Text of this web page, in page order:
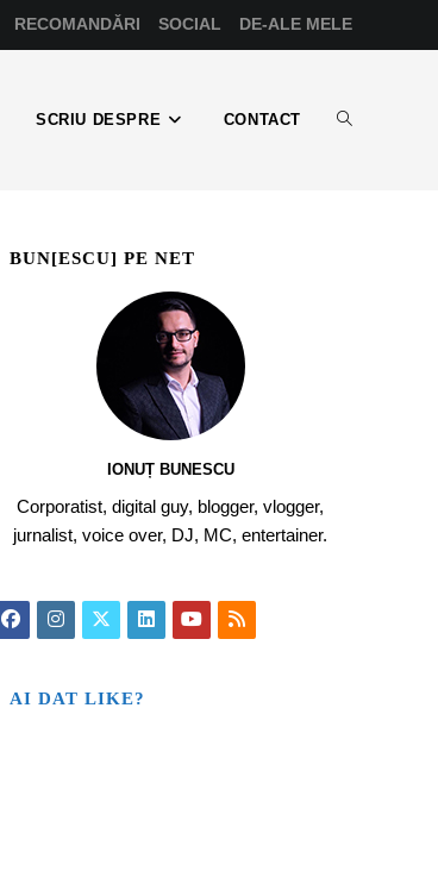
RECOMANDĂRI SOCIAL DE-ALE MELE
SCRIU DESPRE CONTACT
BUN[ESCU] PE NET
IONUȚ BUNESCU
Corporatist, digital guy, blogger, vlogger,
jurnalist, voice over, DJ, MC, entertainer.
AI DAT LIKE?